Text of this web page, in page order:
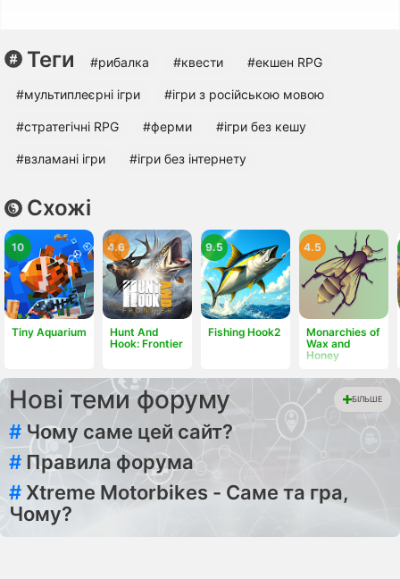
Теги #рибалка #квести #екшен RPG
#мультиплеєрні ігри #ігри з російською мовою
#стратегічні RPG #ферми #ігри без кешу
#взламані ігри #ігри без інтернету
Схожі
Tiny Aquarium
10
Hunt And
Hook: Frontier
4.6
Fishing Hook2
9.5
Monarchies of
Wax and
Honey
4.5
Нові теми форуму БІЛЬШЕ
# Чому саме цей сайт?
# Правила форума
# Xtreme Motorbikes - Саме та гра,
Чому?